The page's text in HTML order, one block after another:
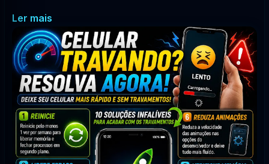
Ler mais